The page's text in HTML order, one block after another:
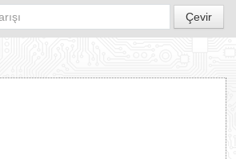
TƏDBİRLƏR
PROQRAMLAR
Çevir